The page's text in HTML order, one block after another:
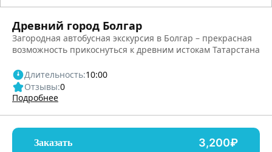
Древний город Болгар
Загородная автобусная экскурсия в Болгар – прекрасная
возможность прикоснуться к древним истокам Татарстана
Длительность:10:00
Отзывы:0
Подробнее
Заказать 3,200₽